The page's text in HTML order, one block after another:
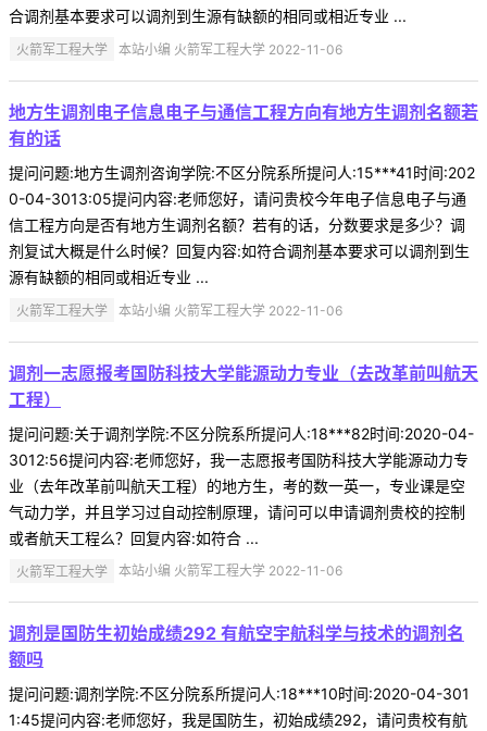
合调剂基本要求可以调剂到生源有缺额的相同或相近专业 ...
火箭军工程大学 本站小编 火箭军工程大学 2022-11-06
地方生调剂电子信息电子与通信工程方向有地方生调剂名额若
有的话
提问问题:地方生调剂咨询学院:不区分院系所提问人:15***41时间:202
0-04-3013:05提问内容:老师您好，请问贵校今年电子信息电子与通
信工程方向是否有地方生调剂名额？若有的话，分数要求是多少？调
剂复试大概是什么时候？回复内容:如符合调剂基本要求可以调剂到生
源有缺额的相同或相近专业 ...
火箭军工程大学 本站小编 火箭军工程大学 2022-11-06
调剂一志愿报考国防科技大学能源动力专业（去改革前叫航天
工程）
提问问题:关于调剂学院:不区分院系所提问人:18***82时间:2020-04-
3012:56提问内容:老师您好，我一志愿报考国防科技大学能源动力专
业（去年改革前叫航天工程）的地方生，考的数一英一，专业课是空
气动力学，并且学习过自动控制原理，请问可以申请调剂贵校的控制
或者航天工程么？回复内容:如符合 ...
火箭军工程大学 本站小编 火箭军工程大学 2022-11-06
调剂是国防生初始成绩292 有航空宇航科学与技术的调剂名
额吗
提问问题:调剂学院:不区分院系所提问人:18***10时间:2020-04-301
1:45提问内容:老师您好，我是国防生，初始成绩292，请问贵校有航